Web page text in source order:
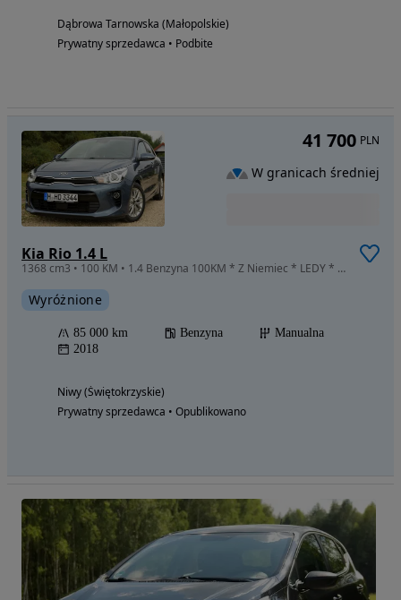
Dąbrowa Tarnowska (Małopolskie)
Prywatny sprzedawca • Podbite
Kia Rio 1.4 L
1368 cm3 • 100 KM • 1.4 Benzyna 100KM * Z Niemiec * LEDY * KLIMATRONIC! * ZNAKOMITY STAN!
Wyróżnione
85 000 km Benzyna
Manualna
2018
Niwy (Świętokrzyskie)
Prywatny sprzedawca • Opublikowano
41 700 PLN
W granicach średniej